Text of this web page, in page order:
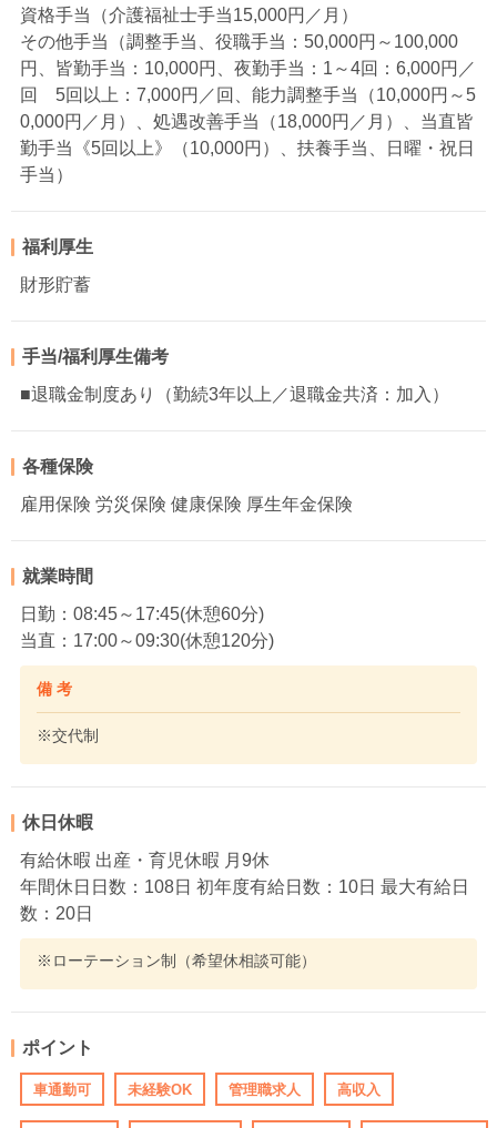
資格手当（介護福祉士手当15,000円／月）
その他手当（調整手当、役職手当：50,000円～100,000
円、皆勤手当：10,000円、夜勤手当：1～4回：6,000円／
回 5回以上：7,000円／回、能力調整手当（10,000円～5
0,000円／月）、処遇改善手当（18,000円／月）、当直皆
勤手当《5回以上》（10,000円）、扶養手当、日曜・祝日
手当）
福利厚生
財形貯蓄
手当/福利厚生備考
■退職金制度あり（勤続3年以上／退職金共済：加入）
各種保険
雇用保険 労災保険 健康保険 厚生年金保険
就業時間
日勤：08:45～17:45(休憩60分)
当直：17:00～09:30(休憩120分)
備 考
※交代制
休日休暇
有給休暇 出産・育児休暇 月9休
年間休日日数：108日 初年度有給日数：10日 最大有給日
数：20日
※ローテーション制（希望休相談可能）
ポイント
車通勤可 未経験OK 管理職求人 高収入